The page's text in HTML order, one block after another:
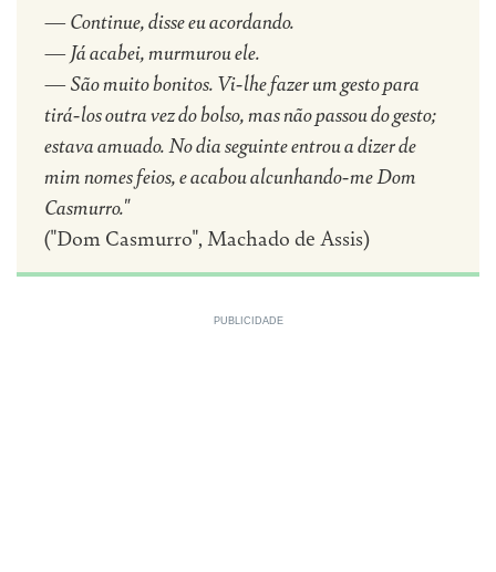
— Continue, disse eu acordando.
— Já acabei, murmurou ele.
— São muito bonitos. Vi-lhe fazer um gesto para
tirá-los outra vez do bolso, mas não passou do gesto;
estava amuado. No dia seguinte entrou a dizer de
mim nomes feios, e acabou alcunhando-me Dom
Casmurro."
("Dom Casmurro", Machado de Assis)